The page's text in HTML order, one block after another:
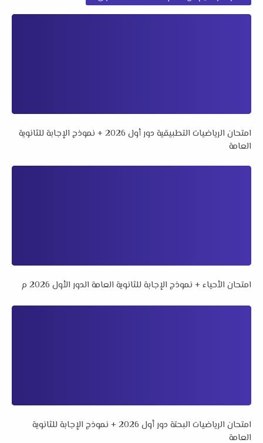
امتحان الرياضيات التطبيقية دور أول 2026 + نموذج الإجابة للثانوية
العامة
امتحان الأحياء + نموذج الإجابة للثانوية العامة الدور الأول 2026 م
امتحان الرياضيات البحتة دور أول 2026 + نموذج الإجابة للثانوية
العامة